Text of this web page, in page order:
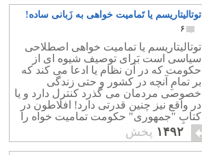
دموکراسی برود؟
توتالیتاریسم یا تَمامیت خواهی به زَبانی ساده!
۶
توتالیتاریسم یا تمامیت خواهی اصطلاحی
سیاسی است بَرای توصیف شیوه ای از
حکومت که در آن نظام یا ادعا می کند که
بر تمامِ آنچه در کشور و حتی زندگی
خصوصی مردمان می گذرد کنترل دارد و یا
در واقع نیز چنین قدرتی دارد! افلاطون در
کتابِ "جمهوری" حکومت تمامیت خواه را
یکی از بهترین انواع حکومت بر می شمارد.
۱۴۹۲ پخش